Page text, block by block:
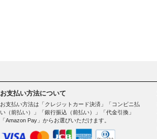
お支払い方法について
お支払い方法は「クレジットカード決済」「コンビニ払
い（前払い）」「銀行振込（前払い）」「代金引換」
「Amazon Pay」からお選びいただけます。